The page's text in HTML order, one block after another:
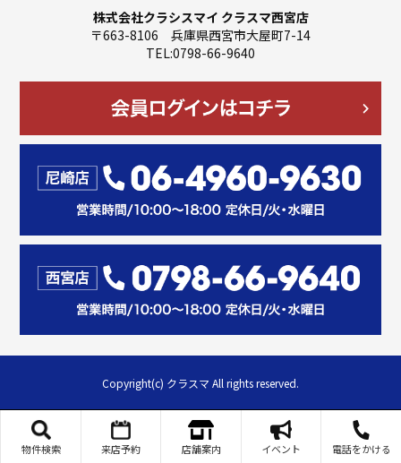
株式会社クラシスマイ クラスマ西宮店
〒663-8106 兵庫県西宮市大屋町7-14
TEL:0798-66-9640
Copyright(c) クラスマ All rights reserved.
物件検索 来店予約 店舗案内 イベント 電話をかける